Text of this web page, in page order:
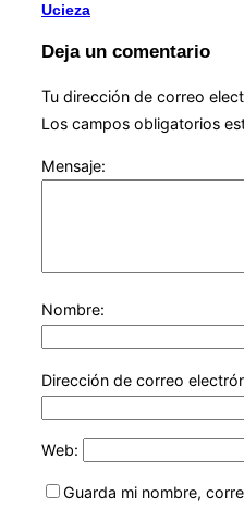
Ucieza
Deja un comentario
Tu dirección de correo
Los campos obligatorios
Mensaje:
Nombre:
Dirección de correo
Web:
Guarda mi nombre,